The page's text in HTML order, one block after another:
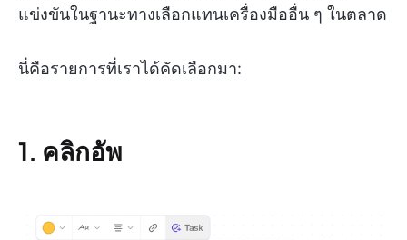
แข่งขันในฐานะทางเลือกแทนเครื่องมืออื่น ๆ ในตลาด
นี่คือรายการที่เราได้คัดเลือกมา:
1. คลิกอัพ